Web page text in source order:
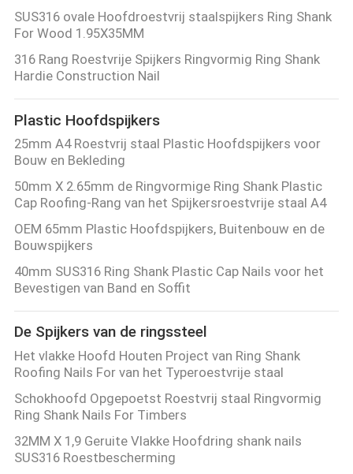
KWALITEITSCONTROLE
CONTACTEER
ONS
VERZOEK
OM EEN
CITAAT
SITEMAP
PRIVACY
POLICY
SUS316 ovale Hoofdroestvrij staalspijkers Ring Shank
For Wood 1.95X35MM
316 Rang Roestvrije Spijkers Ringvormig Ring Shank
Hardie Construction Nail
Plastic Hoofdspijkers
25mm A4 Roestvrij staal Plastic Hoofdspijkers voor
Bouw en Bekleding
50mm X 2.65mm de Ringvormige Ring Shank Plastic
Cap Roofing-Rang van het Spijkersroestvrije staal A4
OEM 65mm Plastic Hoofdspijkers, Buitenbouw en de
Bouwspijkers
40mm SUS316 Ring Shank Plastic Cap Nails voor het
Bevestigen van Band en Soffit
De Spijkers van de ringssteel
Het vlakke Hoofd Houten Project van Ring Shank
Roofing Nails For van het Typeroestvrije staal
Schokhoofd Opgepoetst Roestvrij staal Ringvormig
Ring Shank Nails For Timbers
32MM X 1,9 Geruite Vlakke Hoofdring shank nails
SUS316 Roestbescherming